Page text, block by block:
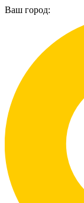
Ваш город: